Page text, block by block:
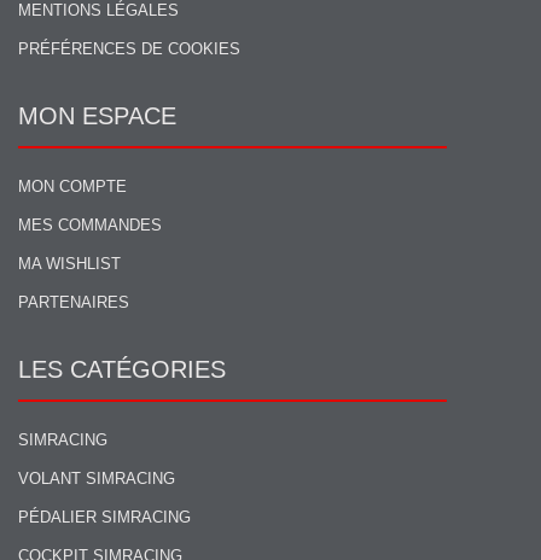
MENTIONS LÉGALES
PRÉFÉRENCES DE COOKIES
MON ESPACE
MON COMPTE
MES COMMANDES
MA WISHLIST
PARTENAIRES
LES CATÉGORIES
SIMRACING
VOLANT SIMRACING
PÉDALIER SIMRACING
COCKPIT SIMRACING